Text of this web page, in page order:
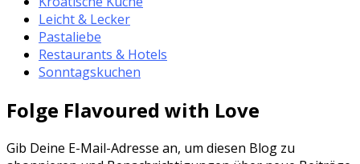
Leicht & Lecker
Pastaliebe
Restaurants & Hotels
Sonntagskuchen
Folge Flavoured with Love
Gib Deine E-Mail-Adresse an, um diesen Blog zu